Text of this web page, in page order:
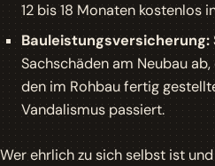
12 bis 18 Monaten kostenlos
Bauleistungsversicherung:
Sachschäden am Neubau
den im Rohbau fertig
Vandalismus passiert.
Wer ehrlich zu sich selbst ist